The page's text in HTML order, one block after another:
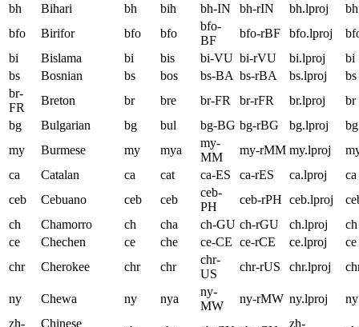
bh
Bihari bh bih bh-IN bh-rIN bh.lproj
bh
bfo
Birifor bfo bfo
bfo-
BF
bfo-rBF bfo.lproj
bi
Bislama bi bis bi-VU bi-rVU bi.lproj
bi
bs
Bosnian bs bos bs-BA bs-rBA bs.lproj
bs
br-
FR
Breton br bre br-FR br-rFR br.lproj
br
bg
Bulgarian bg bul bg-BG bg-rBG bg.lproj
bg
my
Burmese my mya
my-
MM
my-rMM my.lproj
ca
Catalan ca cat ca-ES ca-rES ca.lproj
ca
ceb
Cebuano ceb ceb
ceb-
PH
ceb-rPH ceb.lproj
ch
Chamorro ch cha ch-GU ch-rGU ch.lproj
ch
ce
Chechen ce che ce-CE ce-rCE ce.lproj
ce
chr
Cherokee chr chr
chr-
US
chr-rUS chr.lproj
ny Chewa ny nya
ny-
MW
ny-rMW ny.lproj
ny
zh-
Chinese
zh-